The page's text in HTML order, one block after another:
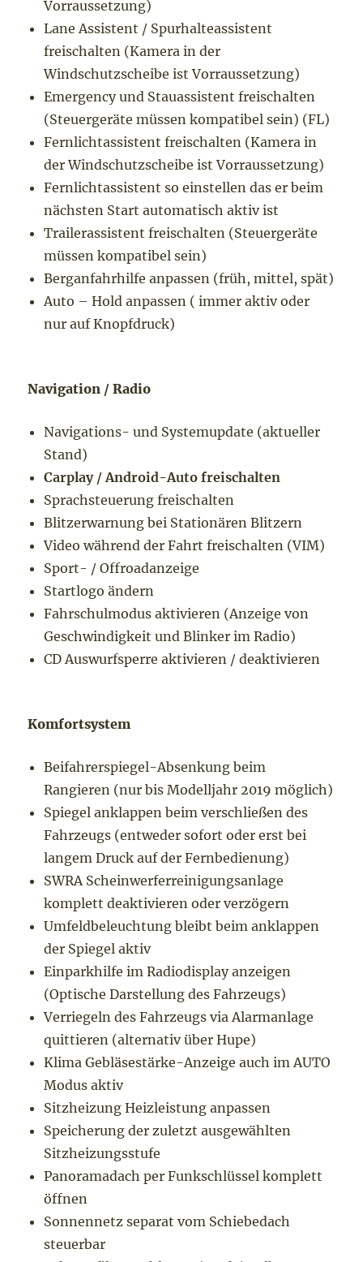
Vorraussetzung)
Lane Assistent / Spurhalteassistent
freischalten (Kamera in der
Windschutzscheibe ist Vorraussetzung)
Emergency und Stauassistent freischalten
(Steuergeräte müssen kompatibel sein) (FL)
Fernlichtassistent freischalten (Kamera in
der Windschutzscheibe ist Vorraussetzung)
Fernlichtassistent so einstellen das er beim
nächsten Start automatisch aktiv ist
Trailerassistent freischalten (Steuergeräte
müssen kompatibel sein)
Berganfahrhilfe anpassen (früh, mittel, spät)
Auto – Hold anpassen ( immer aktiv oder
nur auf Knopfdruck)
Navigation / Radio
Navigations- und Systemupdate (aktueller
Stand)
Carplay / Android-Auto freischalten
Sprachsteuerung freischalten
Blitzerwarnung bei Stationären Blitzern
Video während der Fahrt freischalten (VIM)
Sport- / Offroadanzeige
Startlogo ändern
Fahrschulmodus aktivieren (Anzeige von
Geschwindigkeit und Blinker im Radio)
CD Auswurfsperre aktivieren / deaktivieren
Komfortsystem
Beifahrerspiegel-Absenkung beim
Rangieren (nur bis Modelljahr 2019 möglich)
Spiegel anklappen beim verschließen des
Fahrzeugs (entweder sofort oder erst bei
langem Druck auf der Fernbedienung)
SWRA Scheinwerferreinigungsanlage
komplett deaktivieren oder verzögern
Umfeldbeleuchtung bleibt beim anklappen
der Spiegel aktiv
Einparkhilfe im Radiodisplay anzeigen
(Optische Darstellung des Fahrzeugs)
Verriegeln des Fahrzeugs via Alarmanlage
quittieren (alternativ über Hupe)
Klima Gebläsestärke-Anzeige auch im AUTO
Modus aktiv
Sitzheizung Heizleistung anpassen
Speicherung der zuletzt ausgewählten
Sitzheizungsstufe
Panoramadach per Funkschlüssel komplett
öffnen
Sonnennetz separat vom Schiebedach
steuerbar